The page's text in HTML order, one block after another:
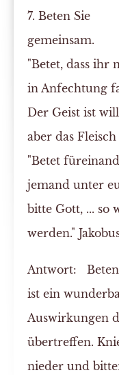
7. Beten Sie
gemeinsam.
"Betet, dass ihr
in Anfechtung
Der Geist ist
aber das
"Betet
jemand unter
bitte Gott, ... so
werden."
Antwort:
ist ein
Auswirkungen
übertreffen.
nieder und